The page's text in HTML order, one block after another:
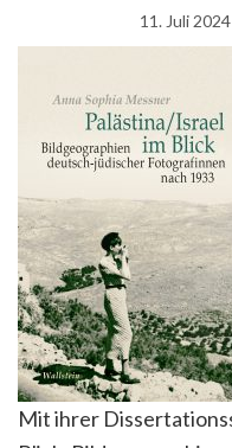
11. Juli 2024
Mit ihrer